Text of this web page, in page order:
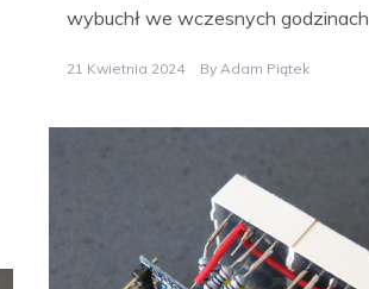
wybuchł we wczesnych godzinach
21 Kwietnia 2024 By Adam Piątek